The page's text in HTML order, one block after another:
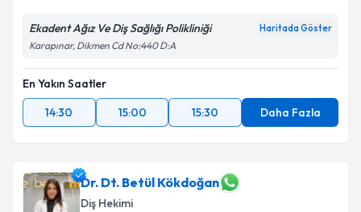
Ekadent Ağız Ve Diş Sağlığı Polikliniği Haritada Göster
Karapınar, Dikmen Cd No:440 D:A
En Yakın Saatler
14:30
15:00 15:30 Daha Fazla
Dr. Dt. Betül Kökdoğan
Diş Hekimi